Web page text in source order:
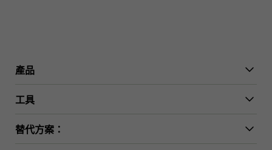
產品
人性化工具
工具
AI翻譯
替代方案：